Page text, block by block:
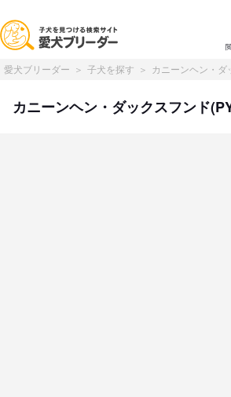
愛犬ブリーダー 子犬を探す カニーンヘン・ダ
カニーンヘン・ダックスフンド